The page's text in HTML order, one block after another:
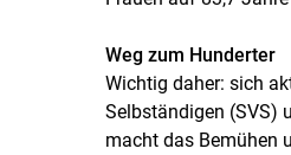
Weg zum Hunderter
Wichtig daher: sich
Selbständigen (SVS)
macht das Bemühen